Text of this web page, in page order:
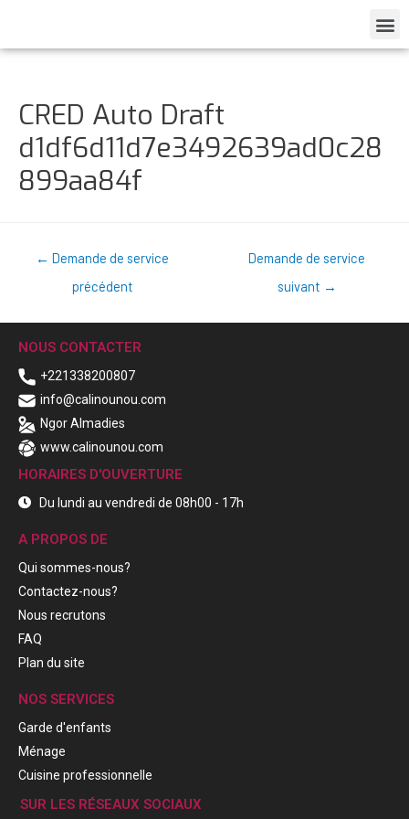
CRED Auto Draft
d1df6d11d7e3492639ad0c28
899aa84f
← Demande de service
précédent
Demande de service
suivant →
NOUS CONTACTER
+221338200807
info@calinounou.com
Ngor Almadies
www.calinounou.com
HORAIRES D'OUVERTURE
Du lundi au vendredi de 08h00 - 17h
A PROPOS DE
Qui sommes-nous?
Contactez-nous?
Nous recrutons
FAQ
Plan du site
NOS SERVICES
Garde d'enfants
Ménage
Cuisine professionnelle
SUR LES RÉSEAUX SOCIAUX